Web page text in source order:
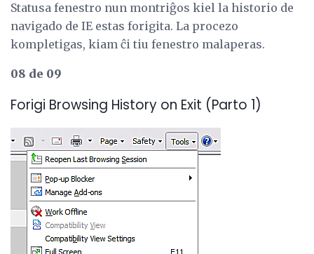
Statusa fenestro nun montriĝos kiel la historio de
navigado de IE estas forigita. La procezo
kompletigas, kiam ĉi tiu fenestro malaperas.
08 de 09
Forigi Browsing History on Exit (Parto 1)